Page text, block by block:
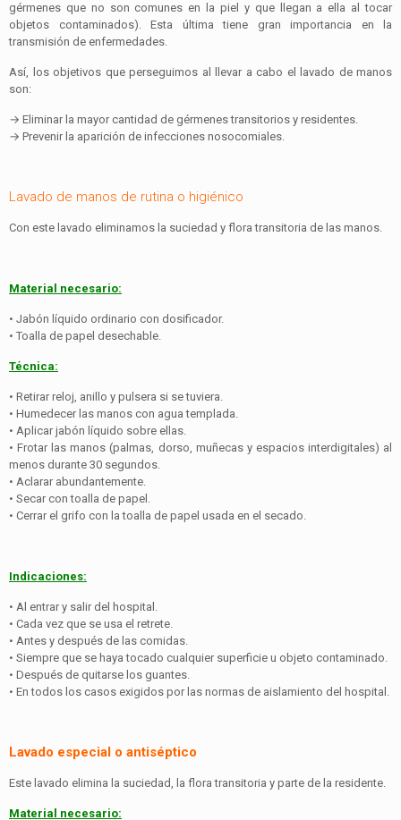
gérmenes que no son comunes en la piel y que llegan a ella al tocar
objetos contaminados). Esta última tiene gran importancia en la
transmisión de enfermedades.
Así, los objetivos que perseguimos al llevar a cabo el lavado de manos
son:
→ Eliminar la mayor cantidad de gérmenes transitorios y residentes.
→ Prevenir la aparición de infecciones nosocomiales.
Lavado de manos de rutina o higiénico
Con este lavado eliminamos la suciedad y flora transitoria de las manos.
Material necesario:
• Jabón líquido ordinario con dosificador.
• Toalla de papel desechable.
Técnica:
• Retirar reloj, anillo y pulsera si se tuviera.
• Humedecer las manos con agua templada.
• Aplicar jabón líquido sobre ellas.
• Frotar las manos (palmas, dorso, muñecas y espacios interdigitales) al
menos durante 30 segundos.
• Aclarar abundantemente.
• Secar con toalla de papel.
• Cerrar el grifo con la toalla de papel usada en el secado.
Indicaciones:
• Al entrar y salir del hospital.
• Cada vez que se usa el retrete.
• Antes y después de las comidas.
• Siempre que se haya tocado cualquier superficie u objeto contaminado.
• Después de quitarse los guantes.
• En todos los casos exigidos por las normas de aislamiento del hospital.
Lavado especial o antiséptico
Este lavado elimina la suciedad, la flora transitoria y parte de la residente.
Material necesario: